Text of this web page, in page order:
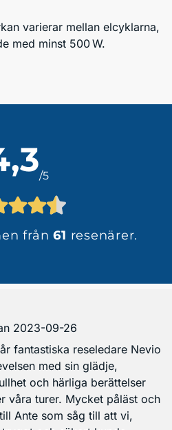
varierar mellan elcyklarna,
med minst 500 W.
/5
från61 resenärer.
2023-09-26
fantastiska reseledare Nevio
med sin glädje,
och härliga berättelser
våra turer. Mycket påläst och
Ante som såg till att vi,